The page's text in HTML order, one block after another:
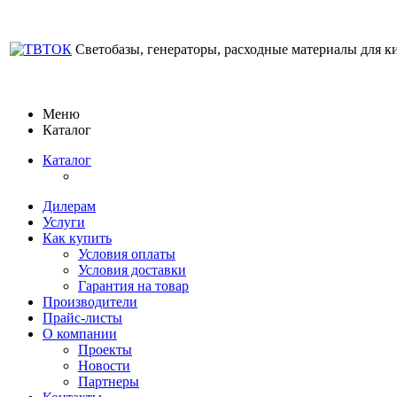
Светобазы, генераторы, расходные материалы для
Меню
Каталог
Каталог
Дилерам
Услуги
Как купить
Условия оплаты
Условия доставки
Гарантия на товар
Производители
Прайс-листы
О компании
Проекты
Новости
Партнеры